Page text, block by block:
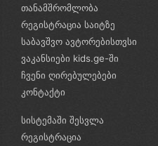
თანამშრომლობა
რეგისტრაცია საიტზე
საბავშვო ავტორებისთვსი
ვაკანსიები kids.ge-ში
ჩვენი ღირებულებები
კონტაქტი
სისტემაში შესვლა
რეგისტრაცია